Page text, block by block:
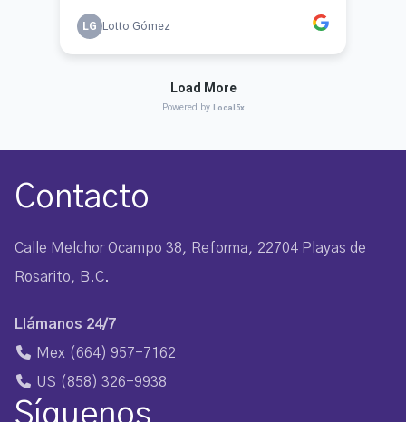
Contacto
Calle Melchor Ocampo 38, Reforma, 22704 Playas de
Rosarito, B.C.
Llámanos 24/7
Mex (664) 957-7162
US (858) 326-9938
Síguenos